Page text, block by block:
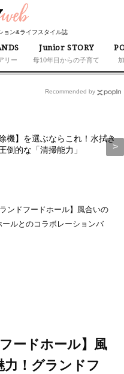
ョン&ライフスタイル誌
リー
Junior STORY
母10年目からの子育て
機】を選ぶならこれ！水拭き
倒的な「清掃能力」
Recommended by
ンドフードホール】風合いの
ルとのコラボレーションバ
ードホール】風
！グランドフ